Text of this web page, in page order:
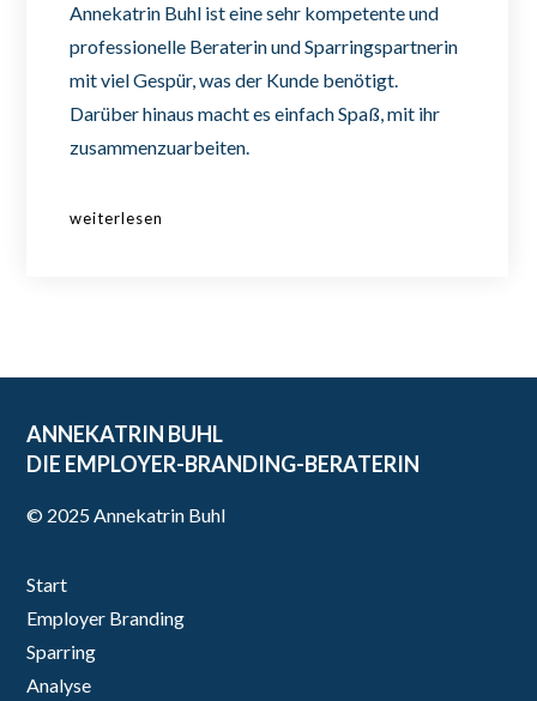
Annekatrin Buhl ist eine sehr kompetente und
professionelle Beraterin und Sparringspartnerin
mit viel Gespür, was der Kunde benötigt.
Darüber hinaus macht es einfach Spaß, mit ihr
zusammenzuarbeiten.
weiterlesen
ANNEKATRIN BUHL
DIE EMPLOYER-BRANDING-BERATERIN
© 2025 Annekatrin Buhl
Start
Employer Branding
Sparring
Analyse